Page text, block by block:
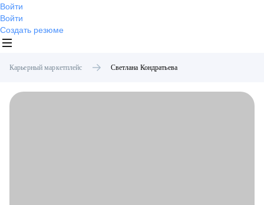
Войти
Войти
Создать резюме
Карьерный маркетплейс Светлана Кондратьева